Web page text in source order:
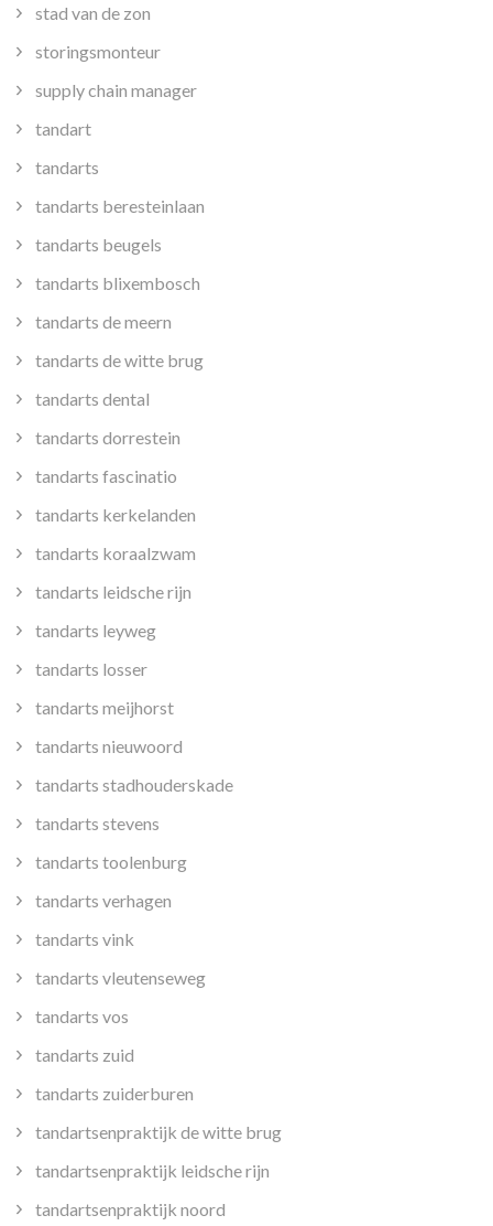
stad van de zon
storingsmonteur
supply chain manager
tandart
tandarts
tandarts beresteinlaan
tandarts beugels
tandarts blixembosch
tandarts de meern
tandarts de witte brug
tandarts dental
tandarts dorrestein
tandarts fascinatio
tandarts kerkelanden
tandarts koraalzwam
tandarts leidsche rijn
tandarts leyweg
tandarts losser
tandarts meijhorst
tandarts nieuwoord
tandarts stadhouderskade
tandarts stevens
tandarts toolenburg
tandarts verhagen
tandarts vink
tandarts vleutenseweg
tandarts vos
tandarts zuid
tandarts zuiderburen
tandartsenpraktijk de witte brug
tandartsenpraktijk leidsche rijn
tandartsenpraktijk noord